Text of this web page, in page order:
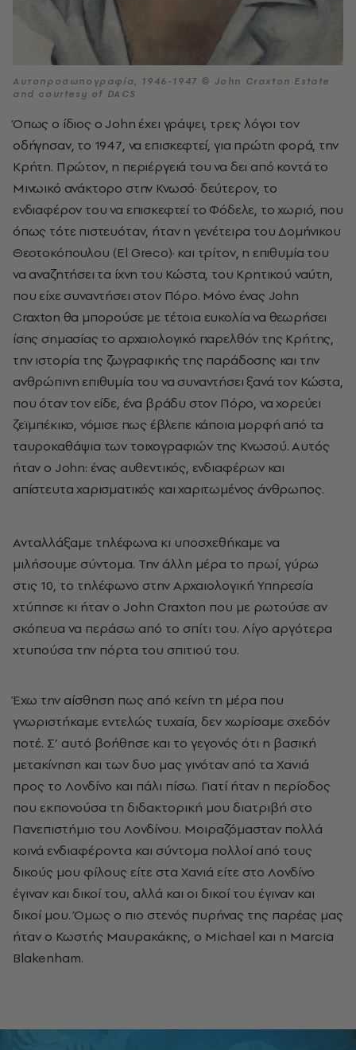
Αυτοπροσωπογραφία, 1946-1947 © John Craxton Estate
and courtesy of DACS
Όπως ο ίδιος ο John έχει γράψει, τρεις λόγοι τον
οδήγησαν, το 1947, να επισκεφτεί, για πρώτη φορά, την
Κρήτη. Πρώτον, η περιέργειά του να δει από κοντά το
Μινωικό ανάκτορο στην Κνωσό· δεύτερον, το
ενδιαφέρον του να επισκεφτεί το Φόδελε, το χωριό, που
όπως τότε πιστευόταν, ήταν η γενέτειρα του Δομήνικου
Θεοτοκόπουλου (El Greco)· και τρίτον, η επιθυμία του
να αναζητήσει τα ίχνη του Κώστα, του Κρητικού ναύτη,
που είχε συναντήσει στον Πόρο. Μόνο ένας John
Craxton θα μπορούσε με τέτοια ευκολία να θεωρήσει
ίσης σημασίας το αρχαιολογικό παρελθόν της Κρήτης,
την ιστορία της ζωγραφικής της παράδοσης και την
ανθρώπινη επιθυμία του να συναντήσει ξανά τον Κώστα,
που όταν τον είδε, ένα βράδυ στον Πόρο, να χορεύει
ζεϊμπέκικο, νόμισε πως έβλεπε κάποια μορφή από τα
ταυροκαθάψια των τοιχογραφιών της Κνωσού. Αυτός
ήταν ο John: ένας αυθεντικός, ενδιαφέρων και
απίστευτα χαρισματικός και χαριτωμένος άνθρωπος.
Ανταλλάξαμε τηλέφωνα κι υποσχεθήκαμε να
μιλήσουμε σύντομα. Την άλλη μέρα το πρωί, γύρω
στις 10, το τηλέφωνο στην Αρχαιολογική Υπηρεσία
χτύπησε κι ήταν ο John Craxton που με ρωτούσε αν
σκόπευα να περάσω από το σπίτι του. Λίγο αργότερα
χτυπούσα την πόρτα του σπιτιού του.
Έχω την αίσθηση πως από κείνη τη μέρα που
γνωριστήκαμε εντελώς τυχαία, δεν χωρίσαμε σχεδόν
ποτέ. Σ’ αυτό βοήθησε και το γεγονός ότι η βασική
μετακίνηση και των δυο μας γινόταν από τα Χανιά
προς το Λονδίνο και πάλι πίσω. Γιατί ήταν η περίοδος
που εκπονούσα τη διδακτορική μου διατριβή στο
Πανεπιστήμιο του Λονδίνου. Μοιραζόμασταν πολλά
κοινά ενδιαφέροντα και σύντομα πολλοί από τους
δικούς μου φίλους είτε στα Χανιά είτε στο Λονδίνο
έγιναν και δικοί του, αλλά και οι δικοί του έγιναν και
δικοί μου. Όμως ο πιο στενός πυρήνας της παρέας μας
ήταν ο Κωστής Μαυρακάκης, ο Michael και η Marcia
Blakenham.